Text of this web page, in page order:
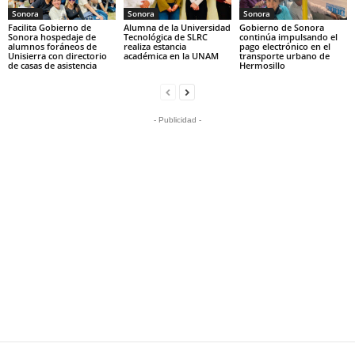
Sonora
Facilita Gobierno de
Sonora hospedaje de
alumnos foráneos de
Unisierra con directorio
de casas de asistencia
Sonora
Alumna de la Universidad
Tecnológica de SLRC
realiza estancia
académica en la UNAM
Sonora
Gobierno de Sonora
continúa impulsando el
pago electrónico en el
transporte urbano de
Hermosillo
- Publicidad -